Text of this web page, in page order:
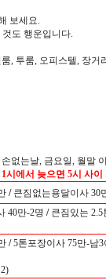
보세요.
도 행운입니다.
, 투룸, 오피스텔, 장
없는날, 금요일, 월말
시에서 늦으면 5시 사
/큰짐없는용달이사 30
40만-2명 /큰짐있는 2.5
/5톤포장이사 75만-남3